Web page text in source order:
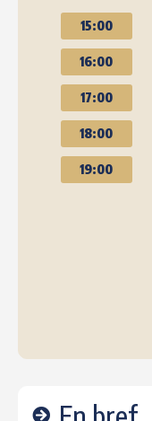
15:00
16:00
17:00
18:00
19:00